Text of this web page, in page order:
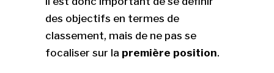
des objectifs en termes de
classement, mais de ne pas se
focaliser sur la première position.